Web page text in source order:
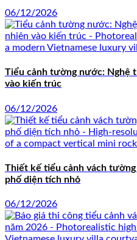
06/12/2026
Tiểu cảnh tường nước: Nghệ
vào kiến trúc
06/12/2026
Thiết kế tiểu cảnh vách
phố diện tích nhỏ
06/12/2026